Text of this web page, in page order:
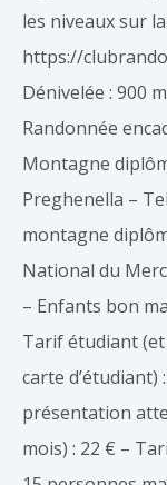
les niveaux sur
https://
Dénivelée : 900
Randonnée
Montagne
Preghenella –
montagne
National du
– Enfants bon
Tarif étudiant
carte
présentation
mois) : 22 € –